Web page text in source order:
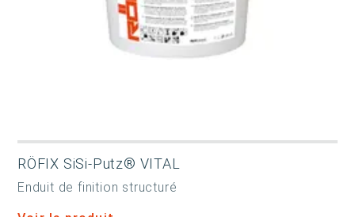
RÖFIX SiSi-Putz® VITAL
Enduit de finition structuré